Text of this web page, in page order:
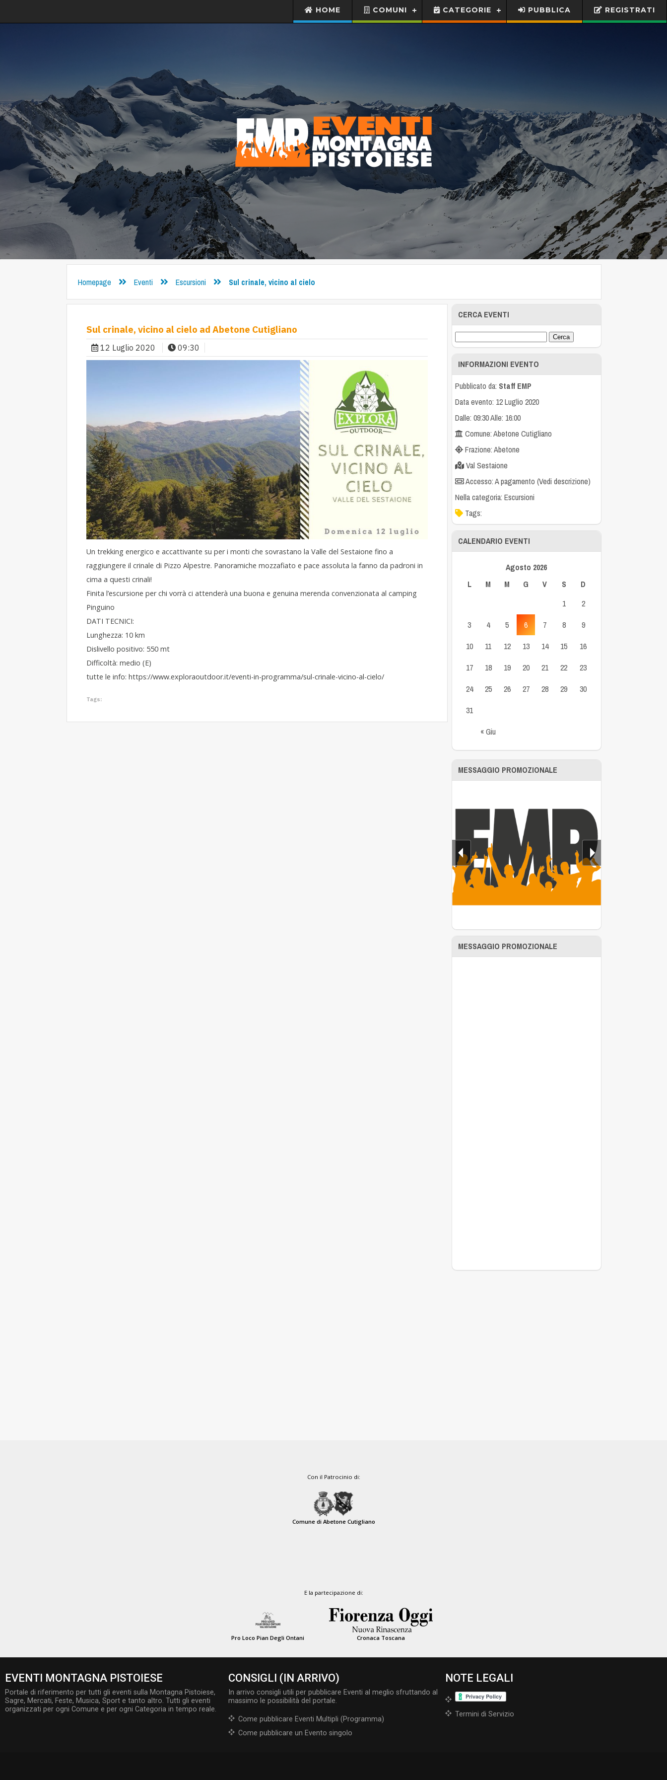
HOME COMUNI CATEGORIE PUBBLICA REGISTRATI
Homepage Eventi Escursioni Sul crinale, vicino al cielo
Sul crinale, vicino al cielo ad Abetone Cutigliano
12 Luglio 2020 09:30
Un trekking energico e accattivante su per i monti che sovrastano la Valle del Sestaione fino a
raggiungere il crinale di Pizzo Alpestre. Panoramiche mozzafiato e pace assoluta la fanno da padroni in
cima a questi crinali!
Finita l’escursione per chi vorrà ci attenderà una buona e genuina merenda convenzionata al camping
Pinguino
DATI TECNICI:
Lunghezza: 10 km
Dislivello positivo: 550 mt
Difficoltà: medio (E)
tutte le info: https://www.exploraoutdoor.it/eventi-in-programma/sul-crinale-vicino-al-cielo/
Tags:
CERCA EVENTI
INFORMAZIONI EVENTO
Pubblicato da: Staff EMP
Data evento: 12 Luglio 2020
Dalle: 09:30 Alle: 16:00
Comune: Abetone Cutigliano
Frazione: Abetone
Val Sestaione
Accesso: A pagamento (Vedi descrizione)
Nella categoria:Escursioni
Tags:
CALENDARIO EVENTI
Agosto 2026
L
M M G V S D
« Giu
1
2
3
4 5 6 7 8
9
10
11 12 13 14 15
16
17
18 19 20 21 22
23
24
25 26 27 28 29
30
31
MESSAGGIO PROMOZIONALE
MESSAGGIO PROMOZIONALE
Con il Patrocinio di:
Comune di Abetone Cutigliano
E la partecipazione di:
Pro Loco Pian Degli Ontani Cronaca Toscana
EVENTI MONTAGNA PISTOIESE
Portale di riferimento per tutti gli eventi sulla Montagna Pistoiese,
Sagre, Mercati, Feste, Musica, Sport e tanto altro. Tutti gli eventi
organizzati per ogni Comune e per ogni Categoria in tempo reale.
CONSIGLI (IN ARRIVO)
In arrivo consigli utili per pubblicare Eventi al meglio sfruttando al
massimo le possibilità del portale.
Come pubblicare Eventi Multipli (Programma)
Come pubblicare un Evento singolo
NOTE LEGALI
Termini di Servizio